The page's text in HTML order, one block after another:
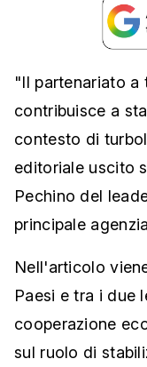
"Il partenariato a
contribuisce a
contesto di
editoriale uscito
Pechino del
principale
Nell'articolo
Paesi e tra i due
cooperazione
sul ruolo di